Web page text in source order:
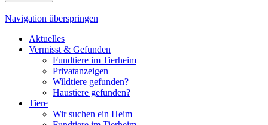
Navigation überspringen
Aktuelles
Vermisst & Gefunden
Fundtiere im Tierheim
Privatanzeigen
Wildtiere gefunden?
Haustiere gefunden?
Tiere
Wir suchen ein Heim